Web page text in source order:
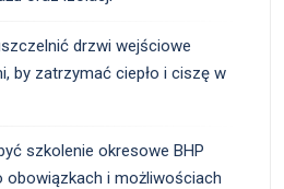
drzwi wejściowe
by zatrzymać ciepło i ciszę w
szkolenie okresowe BHP
obowiązkach i możliwościach